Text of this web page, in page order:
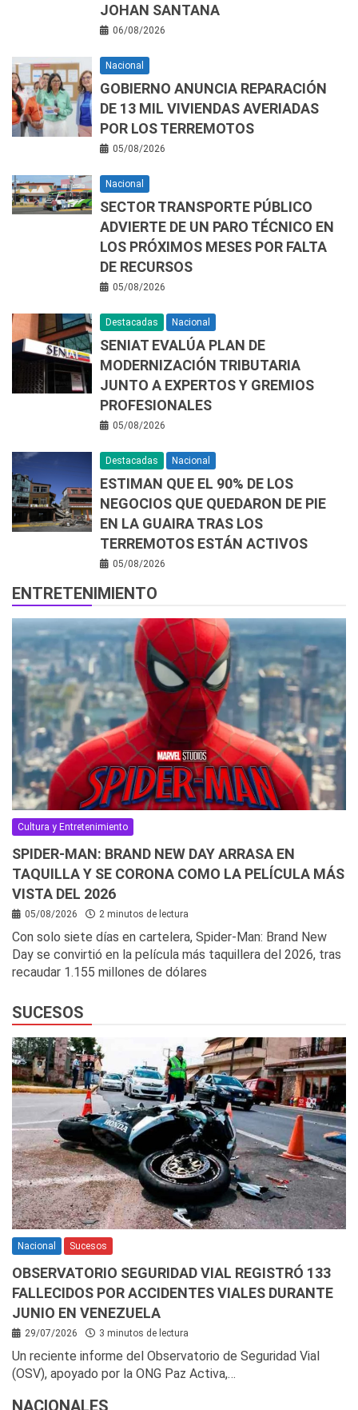
JOHAN SANTANA
06/08/2026
Nacional
GOBIERNO ANUNCIA REPARACIÓN
DE 13 MIL VIVIENDAS AVERIADAS
POR LOS TERREMOTOS
05/08/2026
Nacional
SECTOR TRANSPORTE PÚBLICO
ADVIERTE DE UN PARO TÉCNICO EN
LOS PRÓXIMOS MESES POR FALTA
DE RECURSOS
05/08/2026
Destacadas Nacional
SENIAT EVALÚA PLAN DE
MODERNIZACIÓN TRIBUTARIA
JUNTO A EXPERTOS Y GREMIOS
PROFESIONALES
05/08/2026
Destacadas Nacional
ESTIMAN QUE EL 90% DE LOS
NEGOCIOS QUE QUEDARON DE PIE
EN LA GUAIRA TRAS LOS
TERREMOTOS ESTÁN ACTIVOS
05/08/2026
ENTRETENIMIENTO
Cultura y Entretenimiento
SPIDER-MAN: BRAND NEW DAY ARRASA EN
TAQUILLA Y SE CORONA COMO LA PELÍCULA MÁS
VISTA DEL 2026
05/08/2026 2 minutos de lectura
Con solo siete días en cartelera, Spider-Man: Brand New
Day se convirtió en la película más taquillera del 2026, tras
recaudar 1.155 millones de dólares
SUCESOS
Nacional Sucesos
OBSERVATORIO SEGURIDAD VIAL REGISTRÓ 133
FALLECIDOS POR ACCIDENTES VIALES DURANTE
JUNIO EN VENEZUELA
29/07/2026 3 minutos de lectura
Un reciente informe del Observatorio de Seguridad Vial
(OSV), apoyado por la ONG Paz Activa,…